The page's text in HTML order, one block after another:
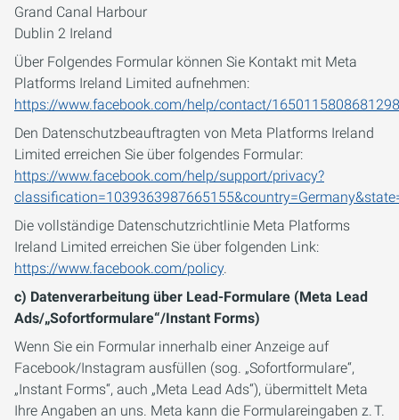
Grand Canal Harbour
Dublin 2 Ireland
Über Folgendes Formular können Sie Kontakt mit Meta
Platforms Ireland Limited aufnehmen:
https://www.facebook.com/help/contact/1650115808681298
Den Datenschutzbeauftragten von Meta Platforms Ireland
Limited erreichen Sie über folgendes Formular:
https://www.facebook.com/help/support/privacy?
Die vollständige Datenschutzrichtlinie Meta Platforms
Ireland Limited erreichen Sie über folgenden Link:
https://www.facebook.com/policy.
c) Datenverarbeitung über Lead-Formulare (Meta Lead
Ads/„Sofortformulare“/Instant Forms)
Wenn Sie ein Formular innerhalb einer Anzeige auf
Facebook/Instagram ausfüllen (sog. „Sofortformulare“,
„Instant Forms“, auch „Meta Lead Ads“), übermittelt Meta
Ihre Angaben an uns. Meta kann die Formulareingaben z. T.